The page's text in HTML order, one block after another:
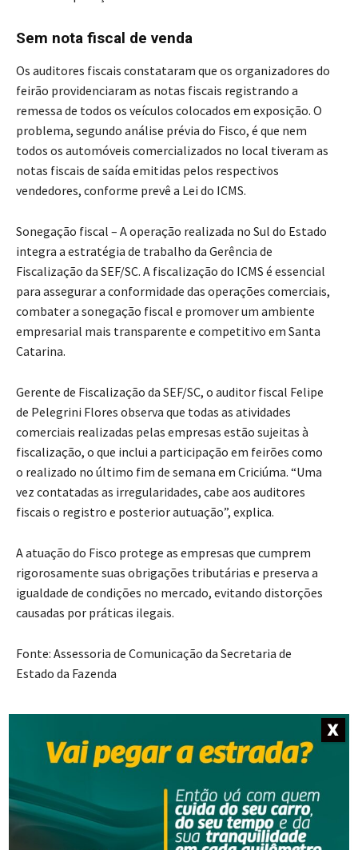
Sem nota fiscal de venda
Os auditores fiscais constataram que os organizadores do
feirão providenciaram as notas fiscais registrando a
remessa de todos os veículos colocados em exposição. O
problema, segundo análise prévia do Fisco, é que nem
todos os automóveis comercializados no local tiveram as
notas fiscais de saída emitidas pelos respectivos
vendedores, conforme prevê a Lei do ICMS.
Sonegação fiscal – A operação realizada no Sul do Estado
integra a estratégia de trabalho da Gerência de
Fiscalização da SEF/SC. A fiscalização do ICMS é essencial
para assegurar a conformidade das operações comerciais,
combater a sonegação fiscal e promover um ambiente
empresarial mais transparente e competitivo em Santa
Catarina.
Gerente de Fiscalização da SEF/SC, o auditor fiscal Felipe
de Pelegrini Flores observa que todas as atividades
comerciais realizadas pelas empresas estão sujeitas à
fiscalização, o que inclui a participação em feirões como
o realizado no último fim de semana em Criciúma. “Uma
vez contatadas as irregularidades, cabe aos auditores
fiscais o registro e posterior autuação”, explica.
A atuação do Fisco protege as empresas que cumprem
rigorosamente suas obrigações tributárias e preserva a
igualdade de condições no mercado, evitando distorções
causadas por práticas ilegais.
Fonte: Assessoria de Comunicação da Secretaria de
Estado da Fazenda
X